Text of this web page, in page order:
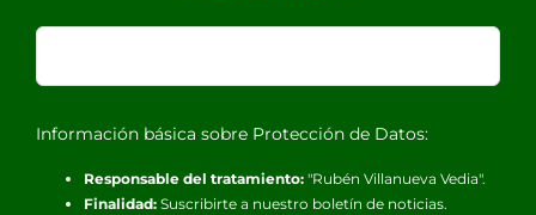
Información básica sobre Protección de Datos:
Responsable del tratamiento:"Rubén Villanueva Vedia".
Finalidad:Suscribirte a nuestro boletín de noticias.